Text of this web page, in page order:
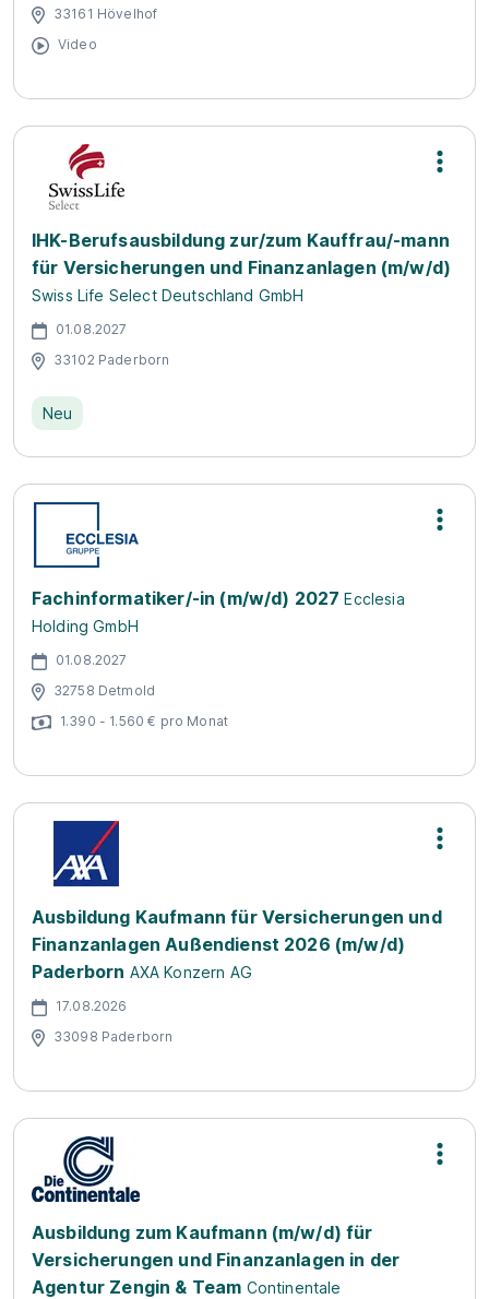
33161 Hövelhof
Video
IHK-Berufsausbildung zur/zum Kauffrau/-mann
für Versicherungen und Finanzanlagen (m/w/d)
Swiss Life Select Deutschland GmbH
01.08.2027
33102 Paderborn
Neu
Fachinformatiker/-in (m/w/d) 2027 Ecclesia
Holding GmbH
01.08.2027
32758 Detmold
1.390 - 1.560 € pro Monat
Ausbildung Kaufmann für Versicherungen und
Finanzanlagen Außendienst 2026 (m/w/d)
Paderborn AXA Konzern AG
17.08.2026
33098 Paderborn
Ausbildung zum Kaufmann (m/w/d) für
Versicherungen und Finanzanlagen in der
Agentur Zengin & Team Continentale